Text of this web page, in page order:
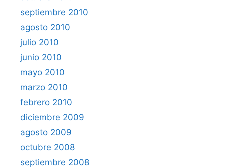
septiembre 2010
agosto 2010
julio 2010
junio 2010
mayo 2010
marzo 2010
febrero 2010
diciembre 2009
agosto 2009
octubre 2008
septiembre 2008